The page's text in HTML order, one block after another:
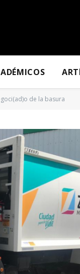
de la basura